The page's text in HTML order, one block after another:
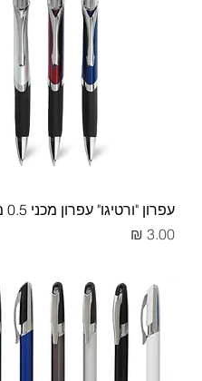
עפרון "ורטיגו" עפרון מכני 0.5 ממתכת
מחיר